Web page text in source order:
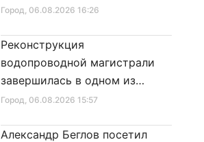
Город, 06.08.2026 16:26
развития Петербурга
Город, 06.08.2026 15:57
Реконструкция
водопроводной магистрали
завершилась в одном из
районов города
Александр Беглов посетил